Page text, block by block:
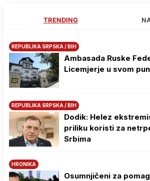
TRENDING
REPUBLIKA SRPSKA / BIH
Ambasada Ruske
Licemjerje u svom
REPUBLIKA SRPSKA / BIH
Dodik: Helez
priliku koristi za
Srbima
HRONIKA
Osumnjičeni za